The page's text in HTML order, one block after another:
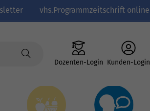
vhs.Programmzeitschrift online
Dozenten-Login Kunden-Login